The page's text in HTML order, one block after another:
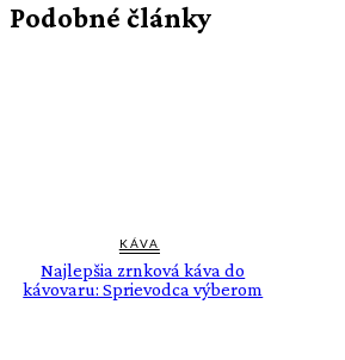
Podobné články
KÁVA
Najlepšia zrnková káva do
kávovaru: Sprievodca výberom